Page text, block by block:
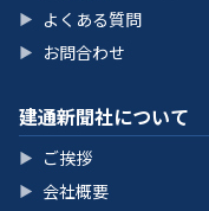
▶ よくある質問
▶ お問合わせ
建通新聞社について
▶ ご挨拶
▶ 会社概要